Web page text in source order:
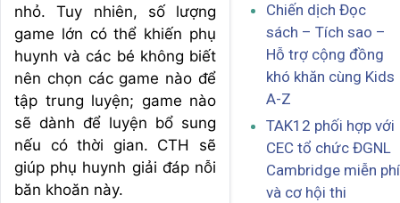
nhỏ. Tuy nhiên, số lượng
game lớn có thể khiến phụ
huynh và các bé không biết
nên chọn các game nào để
tập trung luyện; game nào
sẽ dành để luyện bổ sung
nếu có thời gian. CTH sẽ
giúp phụ huynh giải đáp nỗi
băn khoăn này.
Chiến dịch Đọc
sách – Tích sao –
Hỗ trợ cộng đồng
khó khăn cùng Kids
A-Z
TAK12 phối hợp với
CEC tổ chức ĐGNL
Cambridge miễn phí
và cơ hội thi